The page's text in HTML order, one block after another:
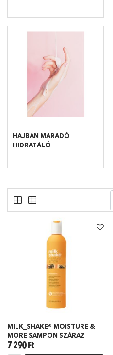
HAJBAN MARADÓ
HIDRATÁLÓ
MILK_SHAKE® MOISTURE &
MORE SAMPON SZÁRAZ
HAJRA 300 ML
7 290Ft